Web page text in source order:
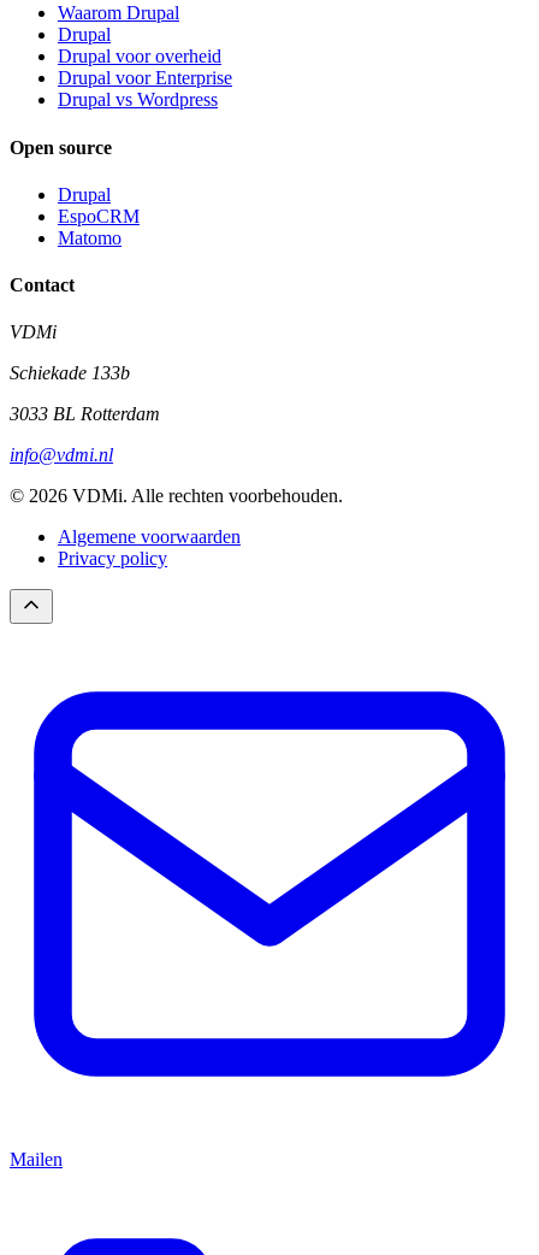
Waarom Drupal
Drupal
Drupal voor overheid
Drupal voor Enterprise
Drupal vs Wordpress
Open source
Drupal
EspoCRM
Matomo
Contact
VDMi
Schiekade 133b
3033 BL Rotterdam
info@vdmi.nl
© 2026 VDMi. Alle rechten voorbehouden.
Algemene voorwaarden
Privacy policy
Mailen